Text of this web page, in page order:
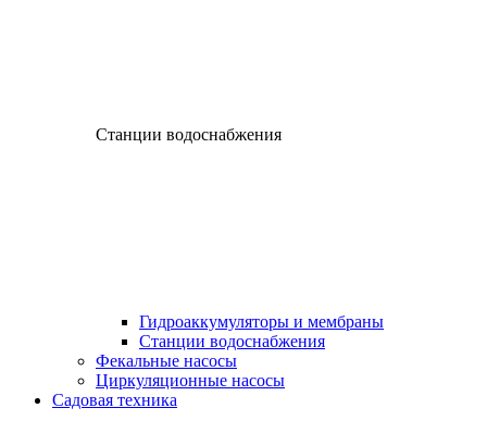
Станции водоснабжения
Гидроаккумуляторы и мембраны
Станции водоснабжения
Фекальные насосы
Циркуляционные насосы
Садовая техника